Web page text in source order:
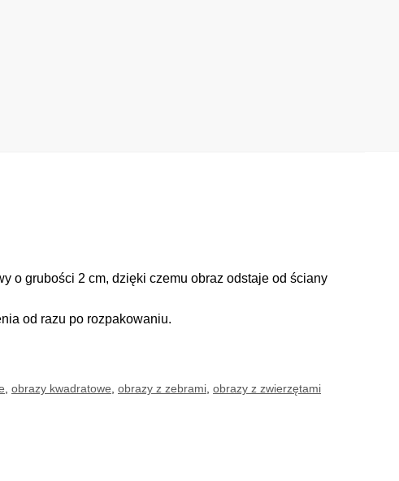
o grubości 2 cm, dzięki czemu obraz odstaje od ściany
od razu po rozpakowaniu.
obrazy kwadratowe obrazy z zebrami obrazy z zwierzętami